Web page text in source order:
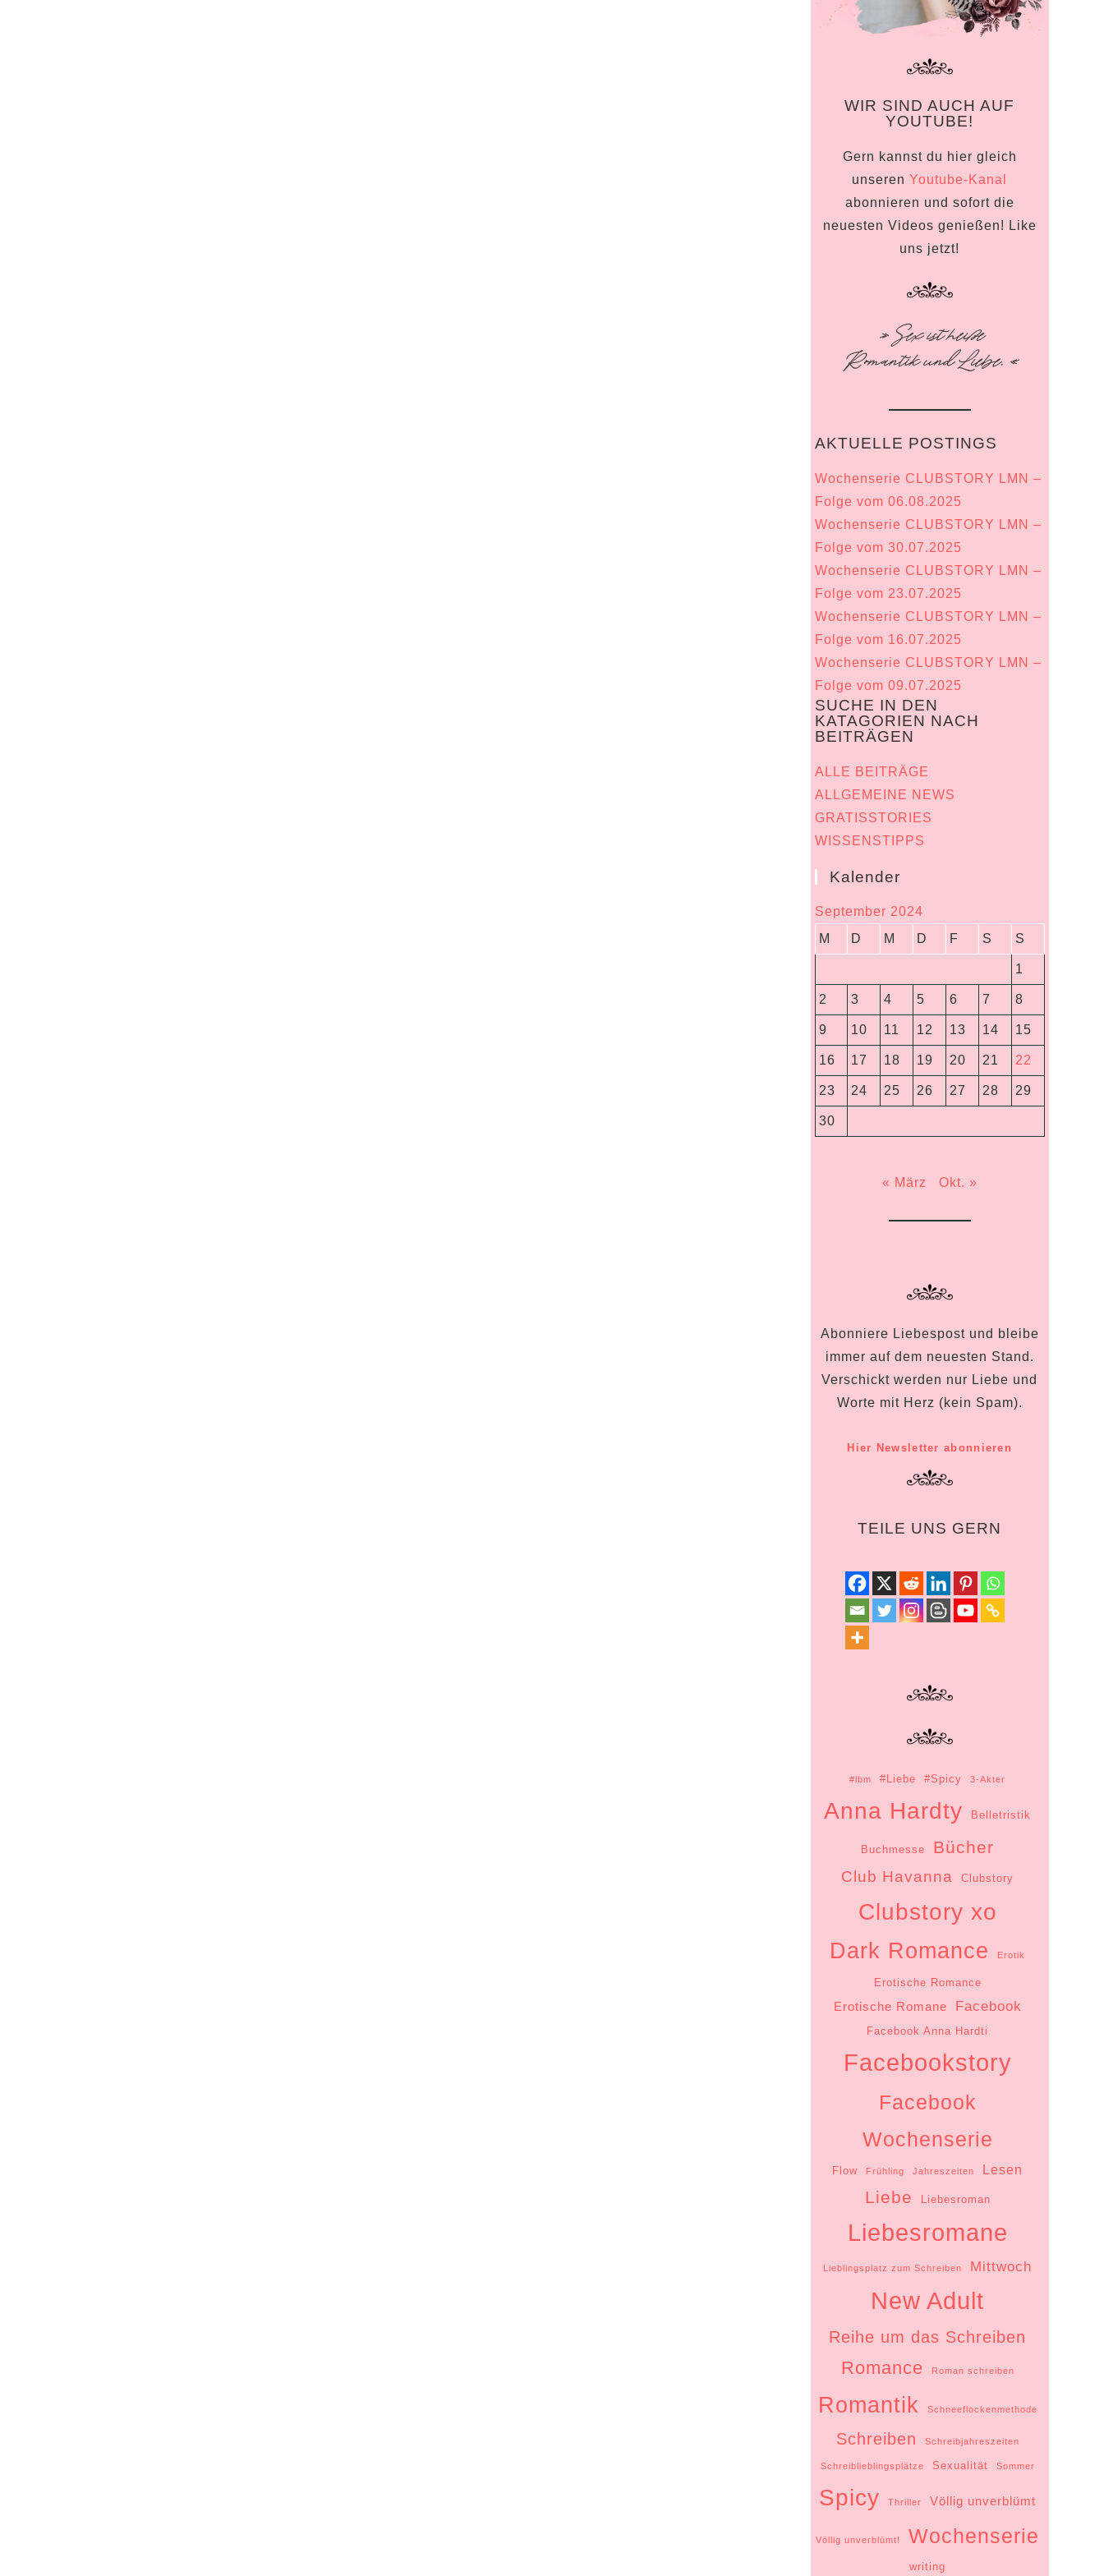
WIR SIND AUCH AUF
YOUTUBE!
Gern kannst du hier gleich
unserenYoutube-Kanal
abonnieren und sofort die
neuesten Videos genießen! Like
uns jetzt!
AKTUELLE POSTINGS
Wochenserie CLUBSTORY LMN –
Folge vom 06.08.2025
Wochenserie CLUBSTORY LMN –
Folge vom 30.07.2025
Wochenserie CLUBSTORY LMN –
Folge vom 23.07.2025
Wochenserie CLUBSTORY LMN –
Folge vom 16.07.2025
Wochenserie CLUBSTORY LMN –
Folge vom 09.07.2025
SUCHE IN DEN
KATAGORIEN NACH
BEITRÄGEN
ALLE BEITRÄGE
ALLGEMEINE NEWS
GRATISSTORIES
WISSENSTIPPS
Kalender
September 2024
M
D M D F S S
1
2 3 4 5 6 7 8
9 10 11 12 13 14 15
16 17 18 19 20 21 22
23 24 25 26 27 28 29
30
« März Okt. »
Abonniere Liebespost und bleibe
immer auf dem neuesten Stand.
Verschickt werden nur Liebe und
Worte mit Herz (kein Spam).
Hier Newsletter abonnieren
TEILE UNS GERN
#lbm #Liebe #Spicy 3-Akter
Anna Hardty Belletristik
Buchmesse Bücher
Club Havanna Clubstory
Clubstory xo
Dark Romance Erotik
Erotische Romance
Erotische Romane Facebook
Facebook Anna Hardti
Facebookstory
Facebook
Wochenserie
Flow Frühling Jahreszeiten Lesen
Liebe Liebesroman
Liebesromane
Lieblingsplatz zum Schreiben Mittwoch
New Adult
Reihe um das Schreiben
Romance Roman schreiben
Romantik Schneeflockenmethode
Schreiben Schreibjahreszeiten
Schreiblieblingsplätze Sexualität Sommer
Spicy Thriller Völlig unverblümt
Völlig unverblümt! Wochenserie
writing